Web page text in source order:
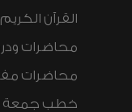
القرآن الكريم
محاضرات
محاضرات
خطب جمعة